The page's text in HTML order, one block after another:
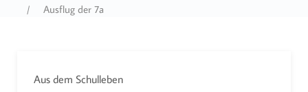
Ausflug der 7a
Aus dem Schulleben